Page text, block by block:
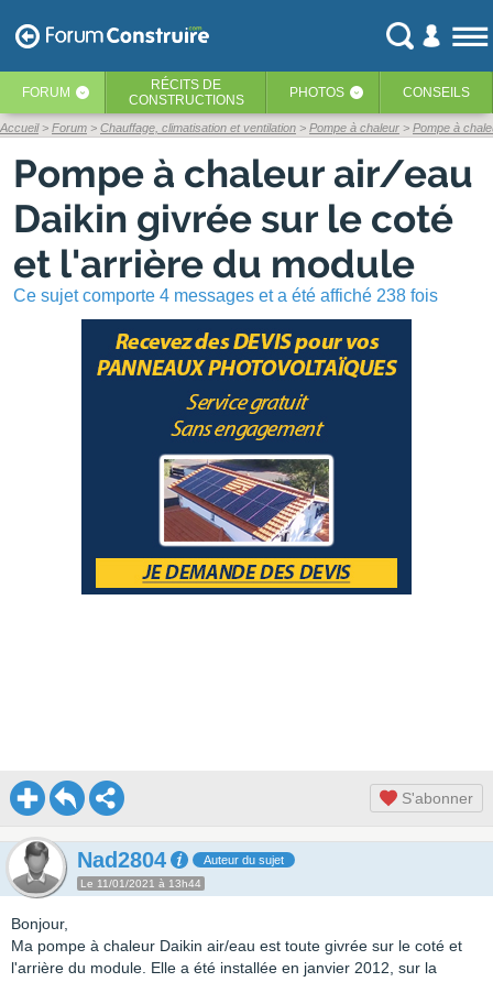
FORUM ‹ RÉCITS DE
CONSTRUCTIONS
PHOTOS ‹ CONSEILS
Accueil Forum Chauffage, climatisation et ventilation Pompe à chaleur Pompe à
Pompe à chaleur air/eau
Daikin givrée sur le coté
et l'arrière du module
Ce sujet comporte 4 messages et a été affiché 238 fois
S'abonner
Nad2804 Auteur du sujet
Le 11/01/2021 à 13h44
Bonjour,
Ma pompe à chaleur Daikin air/eau est toute givrée sur le coté et
l'arrière du module. Elle a été installée en janvier 2012, sur la